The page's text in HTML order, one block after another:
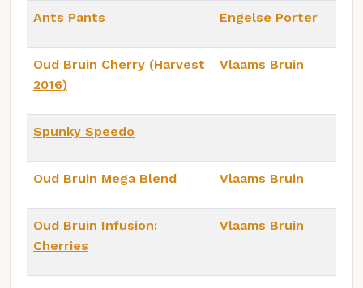
Ants Pants Engelse Porter
Oud Bruin Cherry (Harvest
2016)
Vlaams Bruin
Spunky Speedo
Oud Bruin Mega Blend Vlaams Bruin
Oud Bruin Infusion:
Cherries
Vlaams Bruin